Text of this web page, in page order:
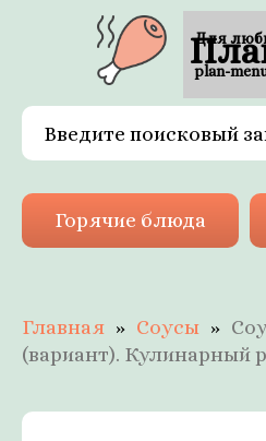
Горячие блюда
Главная Соусы
(вариант). Кулинарный
Для
plan-